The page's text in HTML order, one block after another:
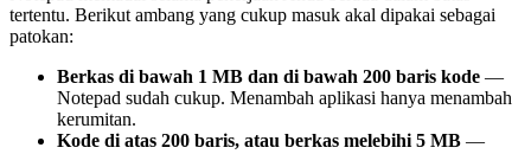
tertentu. Berikut ambang yang cukup masuk akal dipakai sebagai
patokan:
Berkas di bawah 1 MB dan di bawah 200 baris kode —
Notepad sudah cukup. Menambah aplikasi hanya menambah
kerumitan.
Kode di atas 200 baris, atau berkas melebihi 5 MB —